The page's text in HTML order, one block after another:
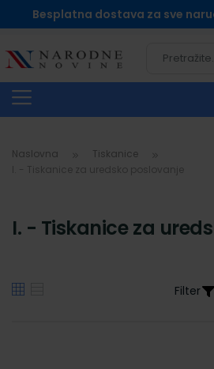
Besplatna dostava za sve
Naslovna
Tiskanice
I. - Tiskanice za
Filter